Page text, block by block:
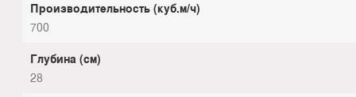
Производительность (куб.м/ч)
700
Глубина (см)
28